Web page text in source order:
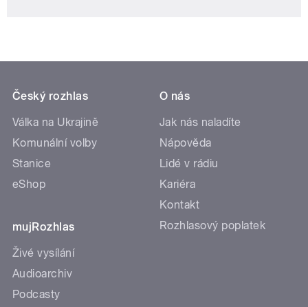
Český rozhlas
Válka na Ukrajině
Komunální volby
Stanice
eShop
mujRozhlas
Živé vysílání
Audioarchiv
Podcasty
O nás
Jak nás naladíte
Nápověda
Lidé v rádiu
Kariéra
Kontakt
Rozhlasový poplatek